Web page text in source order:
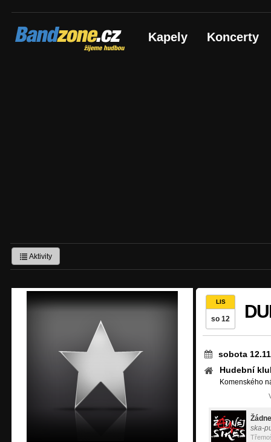
Bandzone.cz
žijeme hudbou Kapely Koncerty
Aktivity
LIS
so 12
sobota
Hudební
Komenského
ska-